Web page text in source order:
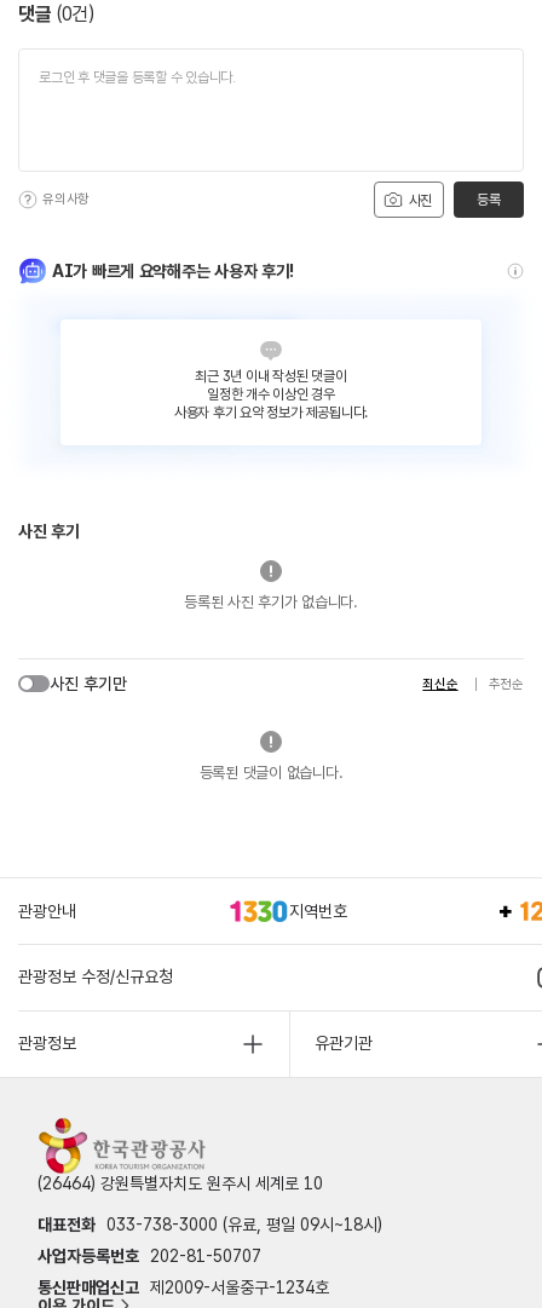
댓글 (0건)
사진
유의사항 등록
AI가 빠르게 요약해주는 사용자 후기!
최근 3년 이내 작성된 댓글이
일정한 개수 이상인 경우
사용자 후기 요약 정보가 제공됩니다.
사진 후기
등록된 사진 후기가 없습니다.
사진 후기만 최신순 추천순
등록된 댓글이 없습니다.
관광안내 지역번호
관광정보 수정/신규요청
관광정보 유관기관
(26464) 강원특별자치도 원주시 세계로 10
대표전화 033-738-3000 (유료, 평일 09시~18시)
사업자등록번호
202-81-50707
통신판매업신고 제2009-서울중구-1234호